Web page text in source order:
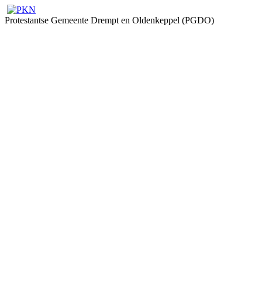
Protestantse Gemeente Drempt en Oldenkeppel (PGDO)